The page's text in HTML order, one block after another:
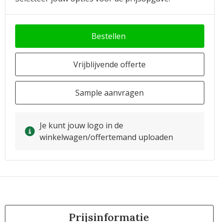
Bestellen
Vrijblijvende offerte
Sample aanvragen
Je kunt jouw logo in de
winkelwagen/offertemand uploaden
Prijsinformatie